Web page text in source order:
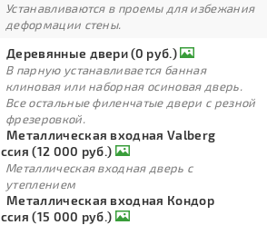
Устанавливаются в проемы для избежания
деформации стены.
Деревянные двери (0 руб.)
В парную устанавливается банная
клиновая или наборная осиновая дверь.
Все остальные филенчатые двери с резной
фрезеровкой.
Металлическая входная Valberg
(12 000 руб.)
Металлическая входная дверь с
утеплением
Металлическая входная Кондор
(15 000 руб.)